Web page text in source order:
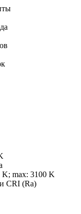
max: 3100 K
CRI (Ra)